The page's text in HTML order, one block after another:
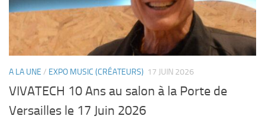
A LA UNE / EXPO MUSIC (CRÉATEURS) 17 JUIN 2026
VIVATECH 10 Ans au salon à la Porte de
Versailles le 17 Juin 2026